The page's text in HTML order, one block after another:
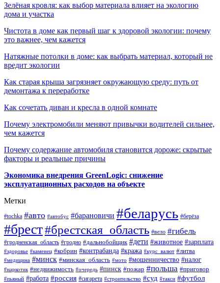
Зелёная кровля: как выбор материала влияет на экологию
дома и участка
Чистота в доме как первый шаг к здоровой экологии: почему
это важнее, чем кажется
Натяжные потолки в доме: как выбрать материал, который не
вредит экологии
Как старая крыша загрязняет окружающую среду: путь от
демонтажа к переработке
Как сочетать диван и кресла в одной комнате
Почему электромобили меняют привычки водителей сильнее,
чем кажется
Почему содержание автомобиля становится дороже: скрытые
факторы и реальные причины
Экономика внедрения GreenLogic: снижение
эксплуатационных расходов на объекте
Метки
#tochka #авто #автобус #барановичи #беларусь #берёза
#брест#брестская_область #вело #гибель
#гродненская_область #гродно #дальнобойщик #дети #животное #зарплата
#здоровье #каменец #кобрин #контрабанда #кража #курс_валют #литва
#медицина #минск #минская_область #мото #мошенничество #налог
#наркотик #недвижимость #очередь #пинск #пожар #польша #приговор
#пьяный #работа #россия #сигарета #строительство #суд #такси #футбол